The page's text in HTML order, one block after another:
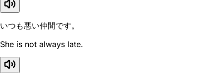
いつも悪い仲間です。
She is not always late.